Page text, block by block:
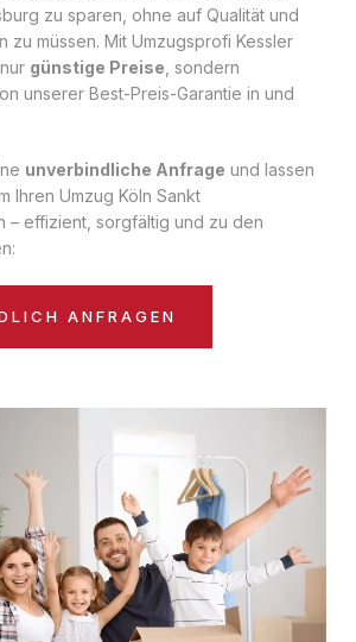
zu sparen, ohne auf Qualität und
zu müssen. Mit Umzugsprofi Kessler
günstige Preise , sondern
unserer Best-Preis-Garantie in und
unverbindliche Anfrage und lassen
Ihren Umzug Köln Sankt
– effizient, sorgfältig und zu den
ANFRAGEN